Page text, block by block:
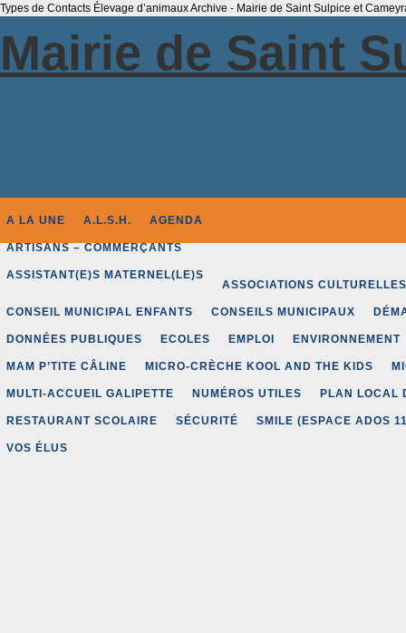
Types de Contacts Élevage d’animaux Archive - Mairie de Saint Sulpice et
Mairie de Saint
A LA UNE A.L.S.H. AGENDA
ARTISANS – COMMERÇANTS
ASSISTANT(E)S MATERNEL(LE)S
ASSOCIATIONS CULTURELLES
CONSEIL MUNICIPAL ENFANTS CONSEILS MUNICIPAUX
DONNÉES PUBLIQUES ECOLES EMPLOI ENVIRONNEMENT
MAM P’TITE CÂLINE MICRO-CRÈCHE KOOL AND THE KIDS
MULTI-ACCUEIL GALIPETTE NUMÉROS UTILES PLAN LOCAL
RESTAURANT SCOLAIRE SÉCURITÉ SMILE (ESPACE ADOS
VOS ÉLUS